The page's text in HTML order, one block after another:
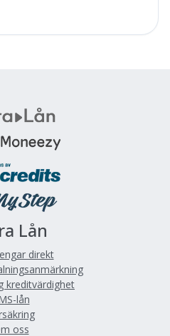
Lån
direkt
kreditvärdighet
lån
oss